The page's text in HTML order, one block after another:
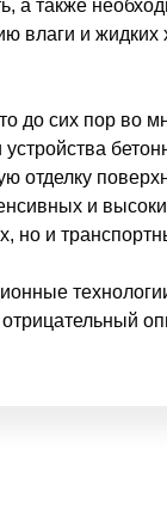
а также
влаги и жидких
до сих пор во
отделку
и
но и